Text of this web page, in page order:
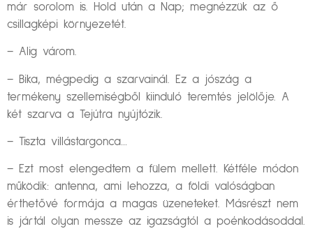
már sorolom is. Hold után a Nap; megnézzük az ő
csillagképi környezetét.
– Alig várom.
– Bika, mégpedig a szarvainál. Ez a jószág a
termékeny szellemiségből kiinduló teremtés jelölője. A
két szarva a Tejútra nyújtózik.
– Tiszta villástargonca…
– Ezt most elengedtem a fülem mellett. Kétféle módon
működik: antenna, ami lehozza, a földi valóságban
érthetővé formája a magas üzeneteket. Másrészt nem
is jártál olyan messze az igazságtól a poénkodásoddal.